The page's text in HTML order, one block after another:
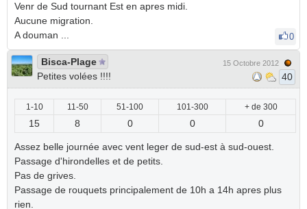
Venr de Sud tournant Est en apres midi.
Aucune migration.
A douman ...
0
Bisca-Plage
Petites volées !!!!
15 Octobre 2012
40
1-10 11-50 51-100 101-300 + de 300
15 8 0 0 0
Assez belle journée avec vent leger de sud-est à sud-ouest.
Passage d'hirondelles et de petits.
Pas de grives.
Passage de rouquets principalement de 10h a 14h apres plus
rien.